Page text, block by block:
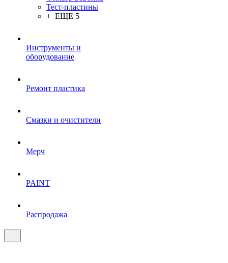
Тест-пластины
+ ЕЩЕ 5
Инструменты и
оборудование
Ремонт пластика
Смазки и очистители
Мерч
PAINT
Распродажа